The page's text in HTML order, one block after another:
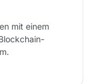
mit einem